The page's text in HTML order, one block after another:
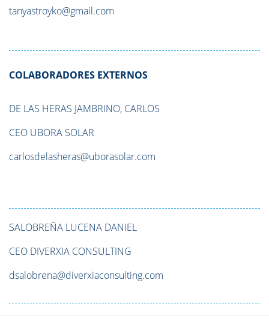
tanyastroyko@gmail.com
COLABORADORES EXTERNOS
DE LAS HERAS JAMBRINO, CARLOS
CEO UBORA SOLAR
carlosdelasheras@uborasolar.com
SALOBREÑA LUCENA DANIEL
CEO DIVERXIA CONSULTING
dsalobrena@diverxiaconsulting.com